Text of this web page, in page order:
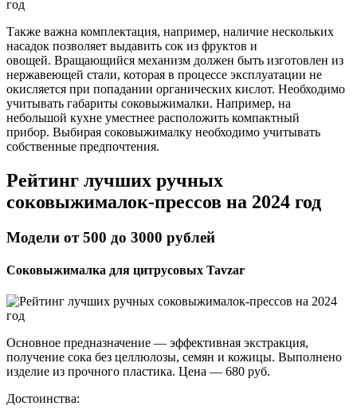
Также важна комплектация, например, наличие нескольких
насадок позволяет выдавить сок из фруктов и
овощей. Вращающийся механизм должен быть изготовлен из
нержавеющей стали, которая в процессе эксплуатации не
окисляется при попадании органических кислот. Необходимо
учитывать габариты соковыжималки. Например, на
небольшой кухне уместнее расположить компактный
прибор. Выбирая соковыжималку необходимо учитывать
собственные предпочтения.
Рейтинг лучших ручных
соковыжималок-прессов на 2024 год
Модели от 500 до 3000 рублей
Соковыжималка для цитрусовых Tavzar
Основное предназначение — эффективная экстракция,
получение сока без целлюлозы, семян и кожицы. Выполнено
изделие из прочного пластика. Цена — 680 руб.
Достоинства: